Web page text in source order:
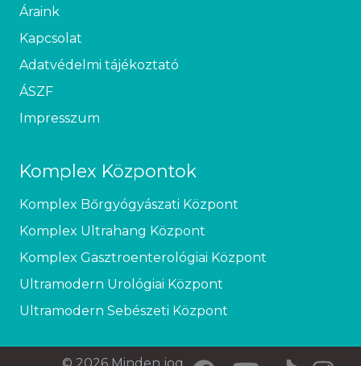
Áraink
Kapcsolat
Adatvédelmi tájékoztató
ÁSZF
Impresszum
Komplex Központok
Komplex Bőrgyógyászati Központ
Komplex Ultrahang Központ
Komplex Gasztroenterológiai Központ
Ultramodern Urológiai Központ
Ultramodern Sebészeti Központ